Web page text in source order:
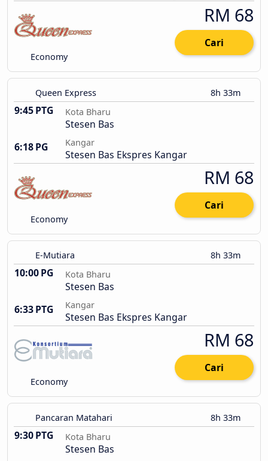
Economy
RM 68
Cari
Queen Express 8h 33m
9:45 PTG Kota Bharu
Stesen Bas
6:18 PG
Kangar
Stesen Bas Ekspres Kangar
Economy
RM 68
Cari
E-Mutiara 8h 33m
10:00 PG Kota Bharu
Stesen Bas
6:33 PTG
Kangar
Stesen Bas Ekspres Kangar
Economy
RM 68
Cari
Pancaran Matahari 8h 33m
9:30 PTG Kota Bharu
Stesen Bas